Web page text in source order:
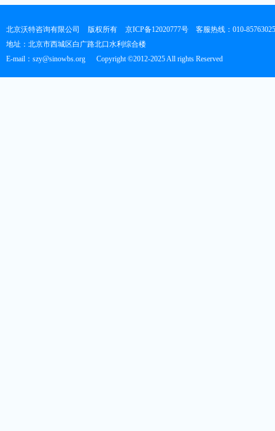
北京沃特咨询有限公司 版权所有 京ICP备12020777号 客服热线：010-85763025
地址：北京市西城区白广路北口水利综合楼
E-mail：szy@sinowbs.org
Copyright ©2012-2025 All rights Reserved